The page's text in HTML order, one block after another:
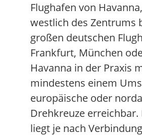
Flughafen von
westlich des Zentrums
großen deutschen
Frankfurt, München
Havanna in der Praxis
mindestens einem
europäische oder
Drehkreuze erreichbar.
liegt je nach